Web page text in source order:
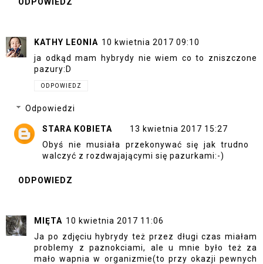
ODPOWIEDZ
KATHY LEONIA 10 kwietnia 2017 09:10
ja odkąd mam hybrydy nie wiem co to zniszczone
pazury:D
ODPOWIEDZ
Odpowiedzi
STARA KOBIETA
13 kwietnia 2017 15:27
Obyś nie musiała przekonywać się jak trudno
walczyć z rozdwajającymi się pazurkami:-)
ODPOWIEDZ
MIĘTA 10 kwietnia 2017 11:06
Ja po zdjęciu hybrydy też przez długi czas miałam
problemy z paznokciami, ale u mnie było też za
mało wapnia w organizmie(to przy okazji pewnych